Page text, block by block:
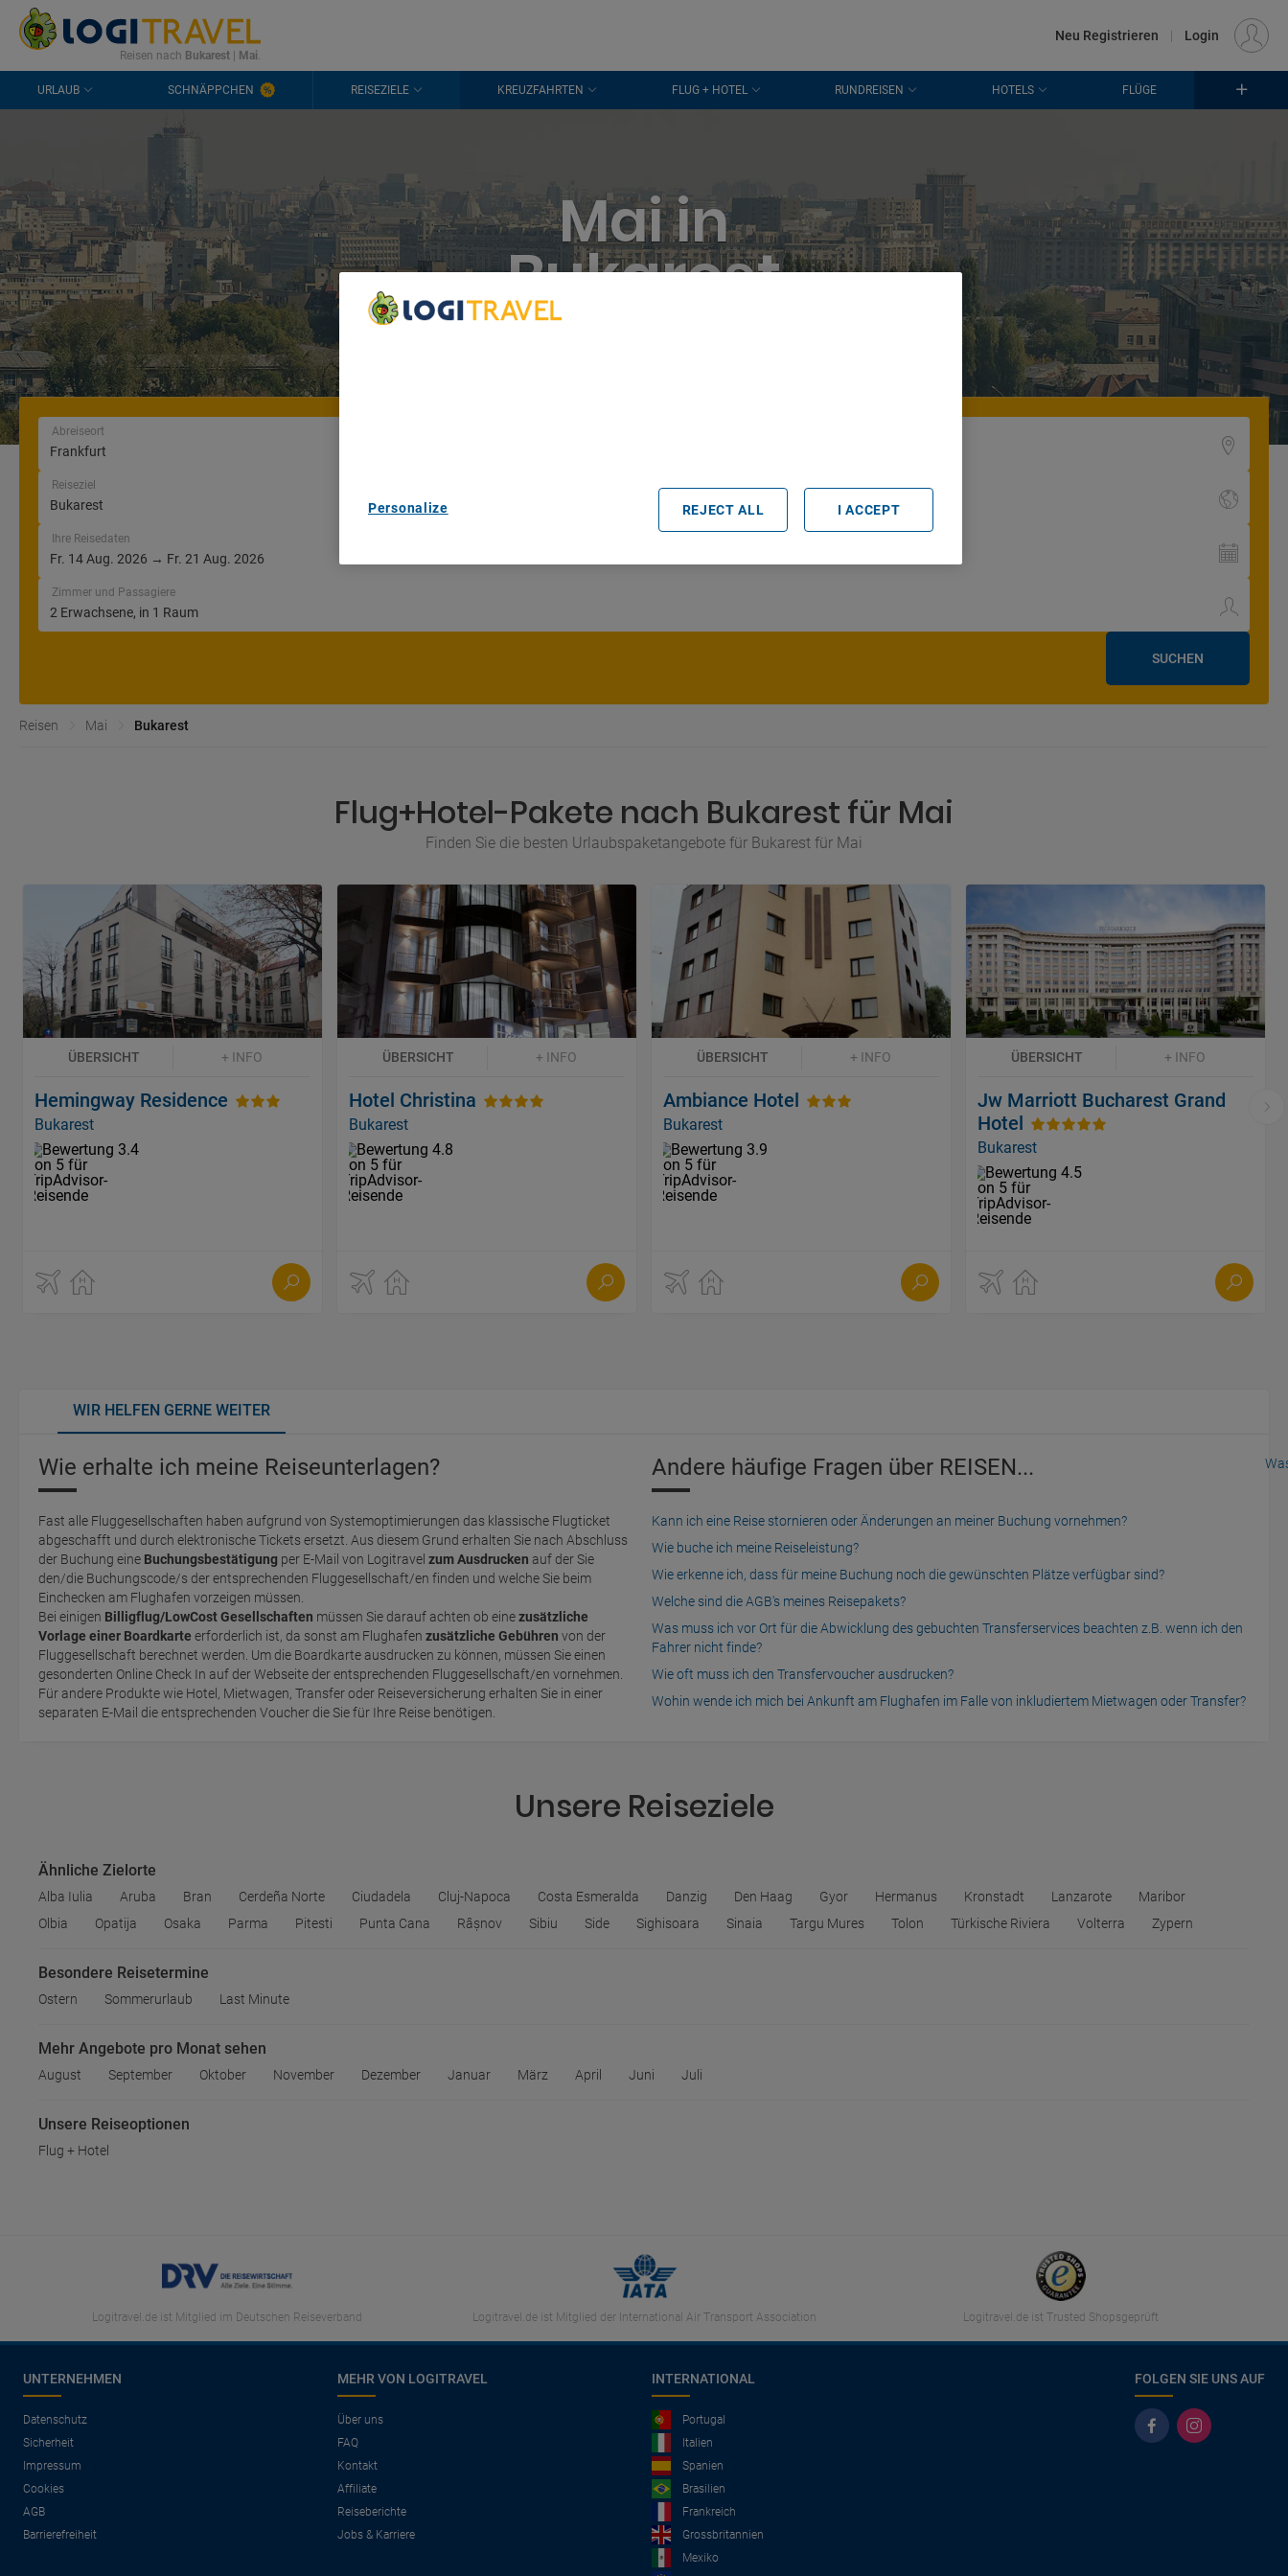
KONTAKT HÄUFIGE FRAGEN 0298 1909 3897 EUR
Reisen nach Bukarest| Mai.
Neu Registrieren | Login
URLAUB SCHNÄPPCHEN REISEZIELE KREUZFAHRTEN FLUG + HOTEL RUNDREISEN HOTELS FLÜGE
Mai in
Bukarest
Abreiseort
Reiseziel
Ihre Reisedaten
Zimmer und Passagiere
SUCHEN
Reisen Mai Bukarest
Flug+Hotel-Pakete nach Bukarest für Mai
Finden Sie die besten Urlaubspaketangebote für Bukarest für Mai
ÜBERSICHT + INFO
Hemingway Residence
Bukarest
ÜBERSICHT + INFO
Hotel Christina
Bukarest
ÜBERSICHT + INFO
Ambiance Hotel
Bukarest
ÜBERSICHT + INFO
Jw Marriott Bucharest Grand
Hotel
Bukarest
WIR HELFEN GERNE WEITER
Wie erhalte ich meine Reiseunterlagen?
Fast alle Fluggesellschaften haben aufgrund von Systemoptimierungen das klassische Flugticket
abgeschafft und durch elektronische Tickets ersetzt. Aus diesem Grund erhalten Sie nach Abschluss
der Buchung eine Buchungsbestätigung per E-Mail von Logitravel zum Ausdrucken auf der Sie
den/die Buchungscode/s der entsprechenden Fluggesellschaft/en finden und welche Sie beim
Einchecken am Flughafen vorzeigen müssen.
Bei einigen Billigflug/LowCost Gesellschaften müssen Sie darauf achten ob einezusätzliche
Vorlage einer Boardkarte erforderlich ist, da sonst am Flughafen zusätzliche Gebühren von der
Fluggesellschaft berechnet werden. Um die Boardkarte ausdrucken zu können, müssen Sie einen
gesonderten Online Check In auf der Webseite der entsprechenden Fluggesellschaft/en vornehmen.
Für andere Produkte wie Hotel, Mietwagen, Transfer oder Reiseversicherung erhalten Sie in einer
separaten E-Mail die entsprechenden Voucher die Sie für Ihre Reise benötigen.
Andere häufige Fragen über REISEN...
Kann ich eine Reise stornieren oder Änderungen an meiner Buchung vornehmen?
Wie buche ich meine Reiseleistung?
Wie erkenne ich, dass für meine Buchung noch die gewünschten Plätze verfügbar sind?
Welche sind die AGB's meines Reisepakets?
Was muss ich vor Ort für die Abwicklung des gebuchten Transferservices beachten z.B. wenn ich den
Fahrer nicht finde?
Wie oft muss ich den Transfervoucher ausdrucken?
Wohin wende ich mich bei Ankunft am Flughafen im Falle von inkludiertem Mietwagen oder Transfer?
Unsere Reiseziele
Ähnliche Zielorte
Alba Iulia Aruba Bran Cerdeña Norte Ciudadela Cluj-Napoca Costa Esmeralda Danzig Den Haag Gyor Hermanus Kronstadt Lanzarote
Maribor
Olbia
Opatija Osaka Parma Pitesti Punta Cana Râșnov Sibiu Side Sighisoara Sinaia Targu Mures Tolon Türkische Riviera Volterra Zypern
Besondere Reisetermine
Ostern Sommerurlaub Last Minute
Mehr Angebote pro Monat sehen
August September Oktober November Dezember Januar März April Juni Juli
Unsere Reiseoptionen
Flug + Hotel
Logitravel.de ist Mitglied im Deutschen Reiseverband Logitravel.de ist Mitglied der International Air Transport Association Logitravel.de ist Trusted Shopsgeprüft
UNTERNEHMEN
Datenschutz
Sicherheit
Impressum
Cookies
AGB
Barrierefreiheit
MEHR VON LOGITRAVEL
Über uns
FAQ
Kontakt
Affiliate
Reiseberichte
Jobs & Karriere
INTERNATIONAL
Portugal
Italien
Spanien
Brasilien
Frankreich
Grossbritannien
Mexiko
FOLGEN SIE UNS AUF
Personalize REJECT ALL I ACCEPT